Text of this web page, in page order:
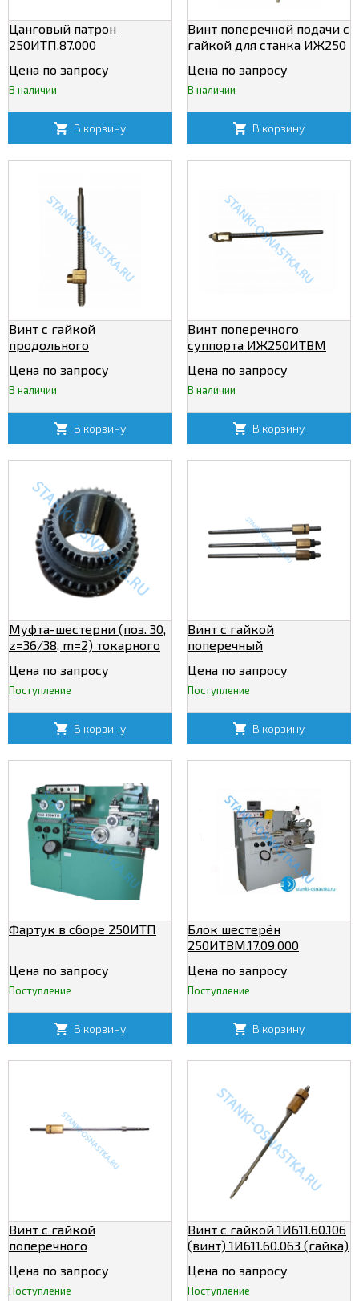
Цанговый патрон
250ИТП.87.000
Цена по запросу
В наличии
В корзину
Винт поперечной подачи с
гайкой для станка ИЖ250
Цена по запросу
В наличии
В корзину
Винт с гайкой
продольного
суппорта(верхний) ИЖ
250ИТВ
Цена по запросу
В наличии
В корзину
Винт поперечного
суппорта ИЖ250ИТВМ
Цена по запросу
В наличии
В корзину
Муфта-шестерни (поз. 30,
z=36/38, m=2) токарного
Цена по запросу
Поступление
В корзину
Винт с гайкой
поперечный
Цена по запросу
Поступление
В корзину
Фартук в сборе 250ИТП
Цена по запросу
Поступление
В корзину
Блок шестерён
250ИТВМ.17.09.000
Цена по запросу
Поступление
В корзину
Винт с гайкой
поперечного
(Тр.14х3 лев., L=490мм)
Цена по запросу
Поступление
Винт с гайкой 1И611.60.106
(винт) 1И611.60.063 (гайка)
Цена по запросу
Поступление